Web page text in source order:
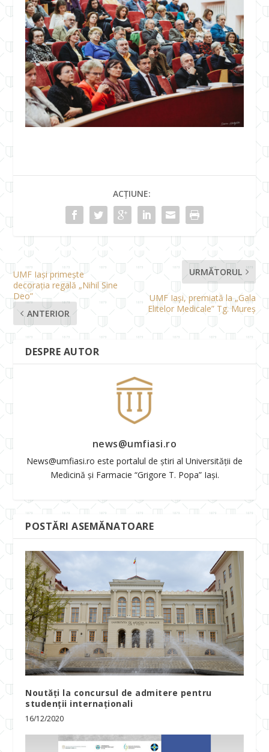
ACȚIUNE:
UMF Iași primește
decorația regală „Nihil Sine
Deo”
ANTERIOR
URMĂTORUL
UMF Iași, premiată la „Gala
Elitelor Medicale” Tg. Mureș
DESPRE AUTOR
news@umfiasi.ro
News@umfiasi.ro este portalul de știri al Universității de
Medicină și Farmacie “Grigore T. Popa” Iași.
POSTĂRI ASEMĂNATOARE
Noutăți la concursul de admitere pentru
studenții internaționali
16/12/2020